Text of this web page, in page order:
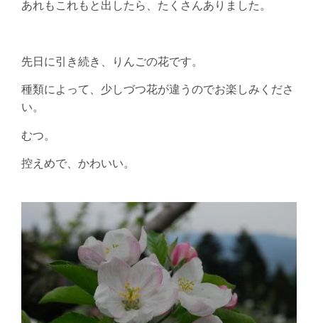
あれもこれもと出したら、たくさんありました。
先日に引き続き、りんごの花です。
種類によって、少しづつ花が違うのでお楽しみくださ
い。
むつ。
控えめで、かわいい。